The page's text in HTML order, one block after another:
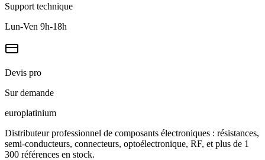
Support technique
Lun-Ven 9h-18h
Devis pro
Sur demande
europlatinium
Distributeur professionnel de composants électroniques : résistances,
semi-conducteurs, connecteurs, optoélectronique, RF, et plus de 1
300 références en stock.